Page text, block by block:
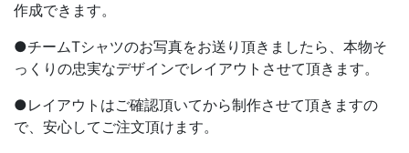
作成できます。
●チームTシャツのお写真をお送り頂きましたら、本物そ
っくりの忠実なデザインでレイアウトさせて頂きます。
●レイアウトはご確認頂いてから制作させて頂きますの
で、安心してご注文頂けます。